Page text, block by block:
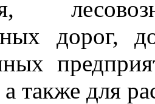
дорог,
также для